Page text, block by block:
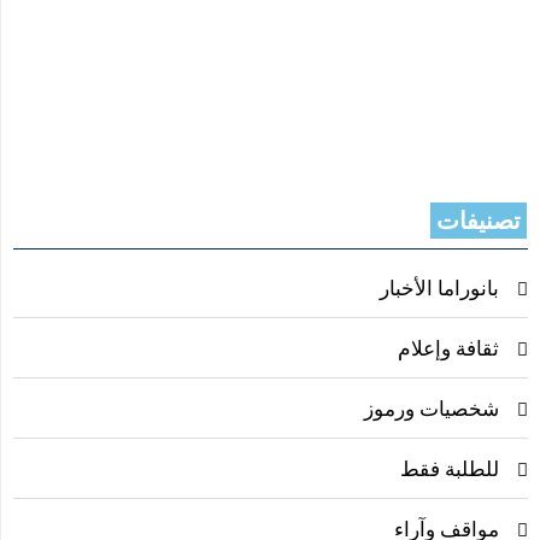
تصنيفات
بانوراما الأخبار
ثقافة وإعلام
شخصيات ورموز
للطلبة فقط
مواقف وآراء